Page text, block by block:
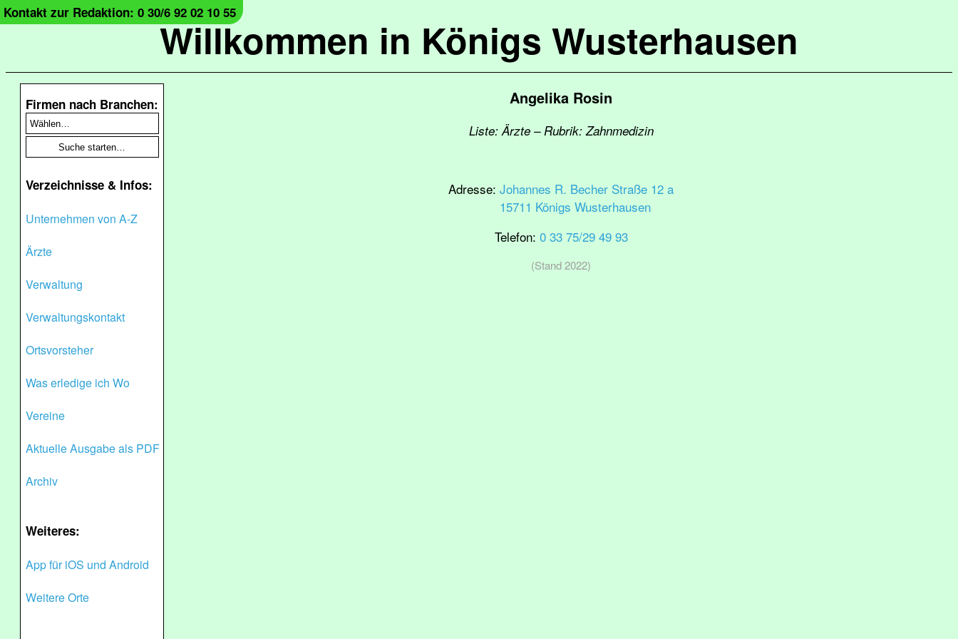
Willkommen in Königs Wusterhausen
Kontakt zur Redaktion: 0 30/6 92 02 10 55
Firmen nach Branchen:
Verzeichnisse & Infos:
Unternehmen von A-Z
Ärzte
Verwaltung
Verwaltungskontakt
Ortsvorsteher
Was erledige ich Wo
Vereine
Aktuelle Ausgabe als PDF
Archiv
Weiteres:
App für iOS und Android
Weitere Orte
Angelika Rosin
Liste: Ärzte – Rubrik: Zahnmedizin
Adresse: Johannes R. Becher Straße 12 a
15711 Königs Wusterhausen
Telefon: 0 33 75/29 49 93
(Stand 2022)